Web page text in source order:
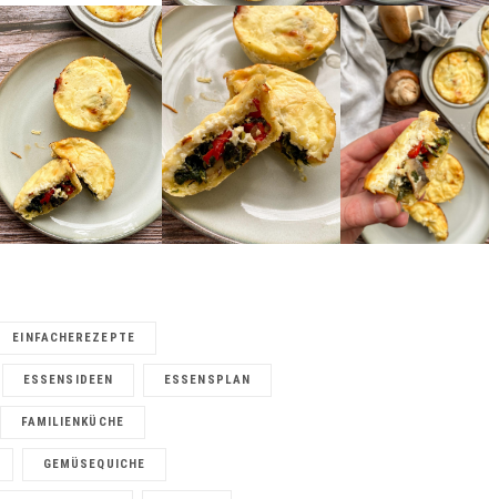
EINFACHEREZEPTE
ESSENSIDEEN ESSENSPLAN
FAMILIENKÜCHE
GEMÜSEQUICHE